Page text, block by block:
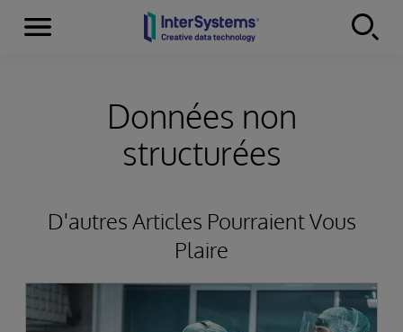
Skip to content
Menu
Données non
structurées
D'autres Articles Pourraient Vous
Plaire